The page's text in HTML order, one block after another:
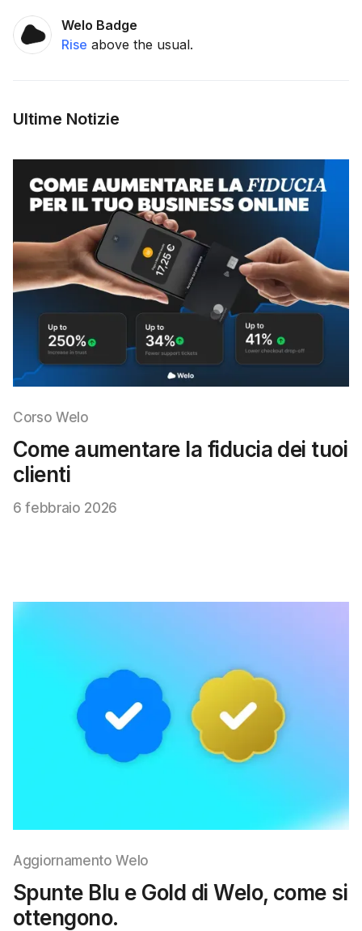
Welo Badge
Rise above the usual.
Ultime Notizie
Corso Welo
Come aumentare la fiducia dei tuoi
clienti
6 febbraio 2026
Aggiornamento Welo
Spunte Blu e Gold di Welo, come si
ottengono.